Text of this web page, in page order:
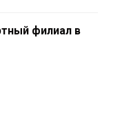
филиал в